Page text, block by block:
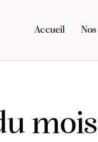
Accueil